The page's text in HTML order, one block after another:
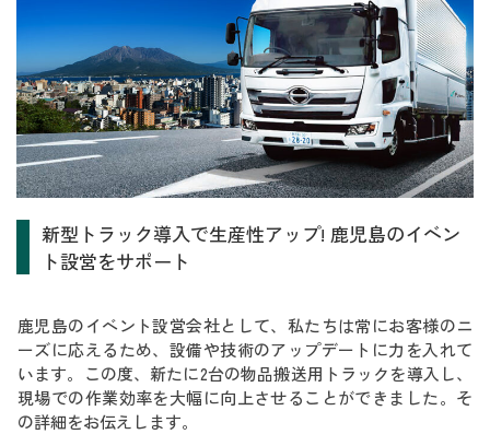
新型トラック導入で生産性アップ! 鹿児島のイベン
ト設営をサポート
鹿児島のイベント設営会社として、私たちは常にお客様のニ
ーズに応えるため、設備や技術のアップデートに力を入れて
います。この度、新たに2台の物品搬送用トラックを導入し、
現場での作業効率を大幅に向上させることができました。そ
の詳細をお伝えします。